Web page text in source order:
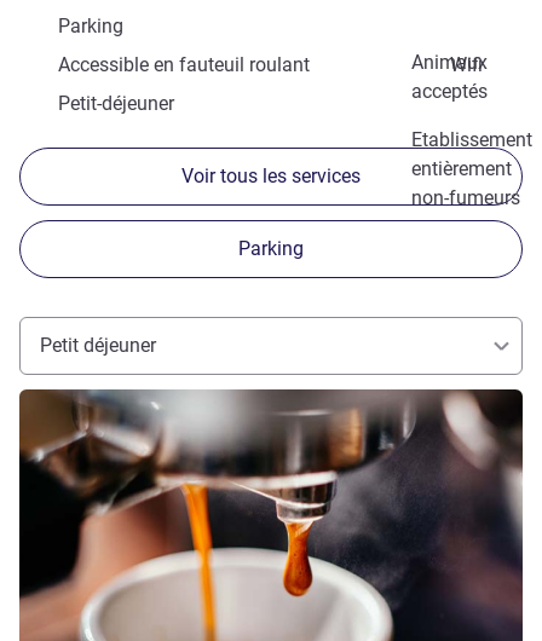
Parking
Animaux
acceptés
Accessible en fauteuil roulant
Wifi
Petit-déjeuner
Etablissement
entièrement
non-fumeurs
Voir tous les services
Parking
Petit déjeuner
Voir les détails